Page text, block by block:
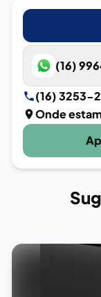
(16)
(16) 3253-
Onde